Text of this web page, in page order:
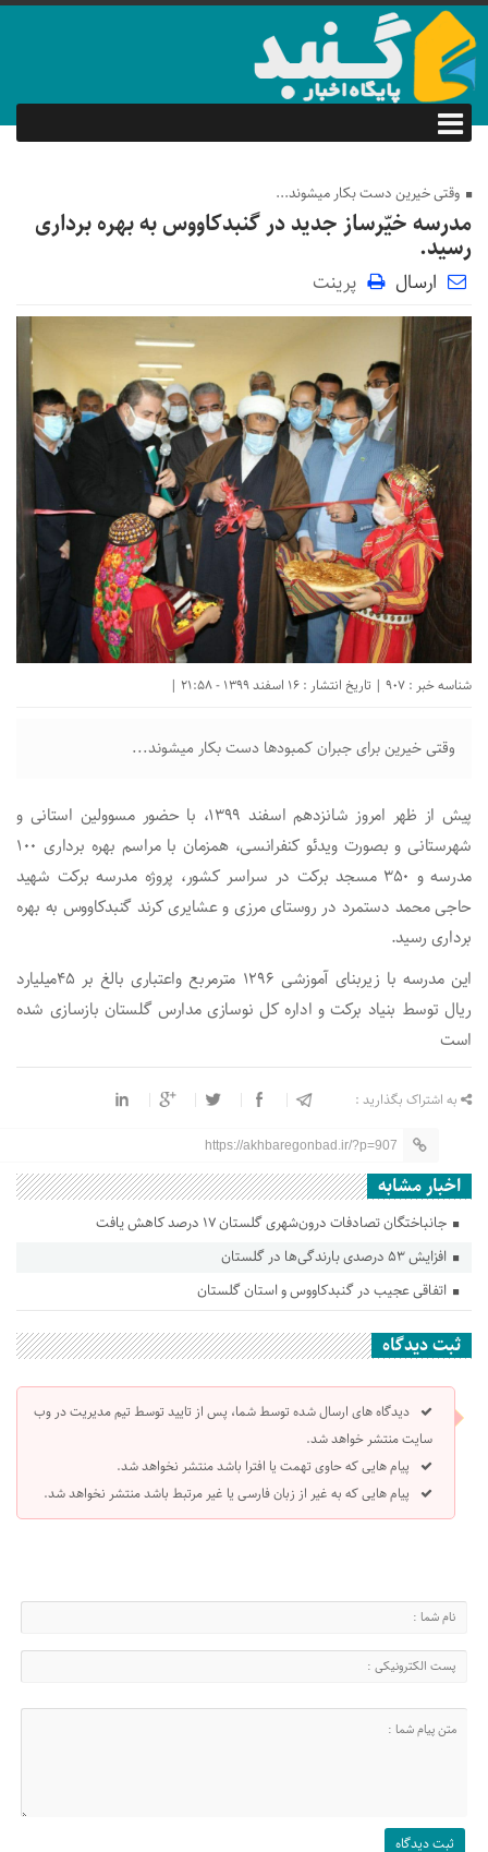
وقتی خیرین دست بکار میشوند...
مدرسه خیّرساز جدید در گنبدکاووس به بهره برداری
رسید.
ارسال پرینت
شناسه خبر : 907 | تاریخ انتشار : 16 اسفند 1399 - 21:58 |
وقتی خیرین برای جبران کمبودها دست بکار میشوند...
پیش از ظهر امروز شانزدهم اسفند ۱۳۹۹، با حضور مسوولین استانی و
شهرستانی و بصورت ویدئو کنفرانسی، همزمان با مراسم بهره برداری ۱۰۰
مدرسه و ۳۵۰ مسجد برکت در سراسر کشور، پروژه مدرسه برکت شهید
حاجی محمد دستمرد در روستای مرزی و عشایری کرند گنبدکاووس به بهره
برداری رسید.
این مدرسه با زیربنای آموزشی ۱۲۹۶ مترمربع واعتباری بالغ بر ۴۵میلیارد
ریال توسط بنیاد برکت و اداره کل نوسازی مدارس گلستان بازسازی شده
است
به اشتراک بگذارید :
https://akhbaregonbad.ir/?p=907
اخبار مشابه
جانباختگان تصادفات درون‌شهری گلستان ۱۷ درصد کاهش یافت
افزایش ۵۳ درصدی بارندگی‌ها در گلستان
اتفاقی عجیب در‌ گنبدکاووس و استان گلستان
ثبت دیدگاه
دیدگاه های ارسال شده توسط شما، پس از تایید توسط تیم مدیریت در وب
سایت منتشر خواهد شد.
پیام هایی که حاوی تهمت یا افترا باشد منتشر نخواهد شد.
پیام هایی که به غیر از زبان فارسی یا غیر مرتبط باشد منتشر نخواهد شد.